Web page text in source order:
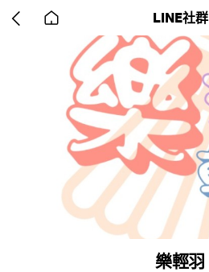
back
home
LINE社群
樂輕羽